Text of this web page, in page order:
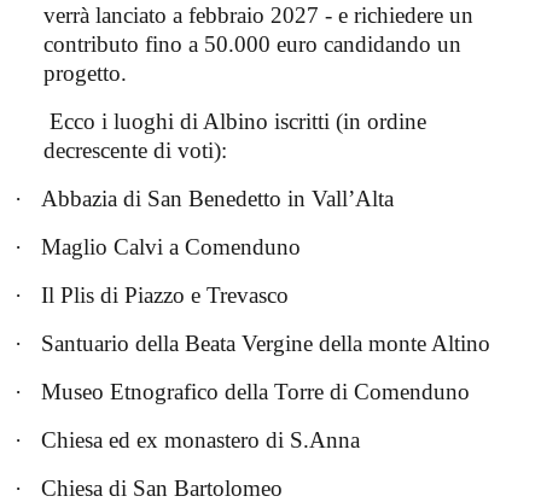
verrà lanciato a febbraio 2027 - e richiedere un
contributo fino a 50.000 euro candidando un
progetto.
Ecco i luoghi di Albino iscritti (in ordine
decrescente di voti):
·
Abbazia di San Benedetto in Vall’Alta
·
Maglio Calvi a Comenduno
·
Il Plis di Piazzo e Trevasco
·
Santuario della Beata Vergine della monte Altino
·
Museo Etnografico della Torre di Comenduno
·
Chiesa ed ex monastero di S.Anna
·
Chiesa di San Bartolomeo